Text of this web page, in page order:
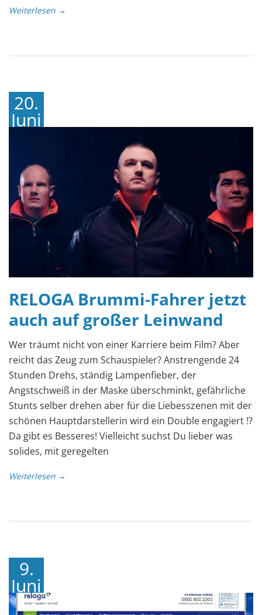
Weiterlesen →
20.
Juni
RELOGA Brummi-Fahrer jetzt
auch auf großer Leinwand
Wer träumt nicht von einer Karriere beim Film? Aber
reicht das Zeug zum Schauspieler? Anstrengende 24
Stunden Drehs, ständig Lampenfieber, der
Angstschweiß in der Maske überschminkt, gefährliche
Stunts selber drehen aber für die Liebesszenen mit der
schönen Hauptdarstellerin wird ein Double engagiert !?
Da gibt es Besseres! Vielleicht suchst Du lieber was
solides, mit geregelten
Weiterlesen →
9.
Juni
2016